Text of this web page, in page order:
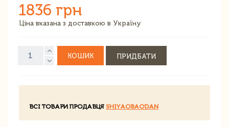
1836 грн
Ціна вказана з доставкою в Україну
КОШИК ПРИДБАТИ
ВСІ ТОВАРИ ПРОДАВЦЯ SHIYAOBAODAN